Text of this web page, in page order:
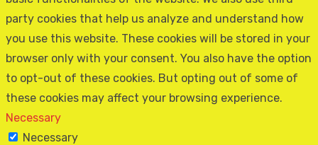
party cookies that help us analyze and understand how
you use this website. These cookies will be stored in your
browser only with your consent. You also have the option
to opt-out of these cookies. But opting out of some of
these cookies may affect your browsing experience.
Necessary
Necessary